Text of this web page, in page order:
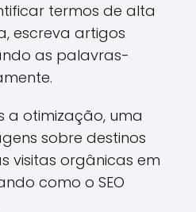
termos de alta
escreva artigos
as palavras-
a otimização, uma
sobre destinos
visitas orgânicas em
como o SEO